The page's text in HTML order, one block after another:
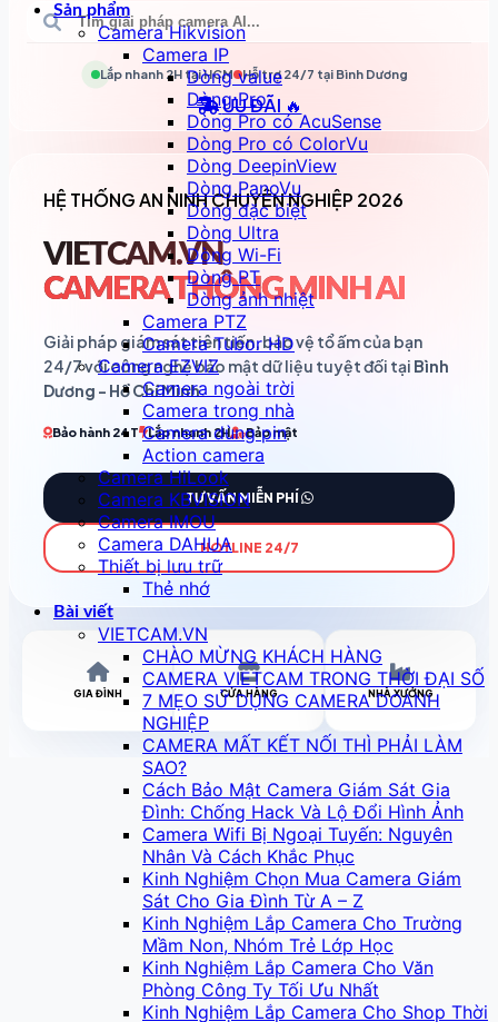
Sản phẩm
Camera Hikvision
Camera IP
Dòng value
Dòng Pro
Dòng Pro có AcuSense
Dòng Pro có ColorVu
Dòng DeepinView
Dòng PanoVu
Dòng đặc biệt
Dòng Ultra
Dòng Wi-Fi
Dòng PT
Dòng ảnh nhiệt
Camera PTZ
Camera Tubor HD
Camera EZVIZ
Camera ngoài trời
Camera trong nhà
Camera dùng pin
Action camera
Camera HiLook
Camera KBVISION
Camera IMOU
Camera DAHUA
Thiết bị lưu trữ
Thẻ nhớ
Bài viết
VIETCAM.VN
CHÀO MỪNG KHÁCH HÀNG
CAMERA VIETCAM TRONG THỜI ĐẠI SỐ
7 MẸO SỬ DỤNG CAMERA DOANH
NGHIỆP
CAMERA MẤT KẾT NỐI THÌ PHẢI LÀM
SAO?
Cách Bảo Mật Camera Giám Sát Gia
Đình: Chống Hack Và Lộ Đổi Hình Ảnh
Camera Wifi Bị Ngoại Tuyến: Nguyên
Nhân Và Cách Khắc Phục
Kinh Nghiệm Chọn Mua Camera Giám
Sát Cho Gia Đình Từ A – Z
Kinh Nghiệm Lắp Camera Cho Trường
Mầm Non, Nhóm Trẻ Lớp Học
Kinh Nghiệm Lắp Camera Cho Văn
Phòng Công Ty Tối Ưu Nhất
Kinh Nghiệm Lắp Camera Cho Shop Thời
Lắp nhanh 2H tạiHCM Hỗ trợ 24/7 tại Bình Dương
ƯU ĐÃI 🔥
HỆ THỐNG AN NINH CHUYÊN NGHIỆP 2026
VIETCAM.VN
CAMERA THÔNG MINH AI
Giải pháp giám sát tiên tiến, bảo vệ tổ ấm của bạn
24/7 với công nghệ bảo mật dữ liệu tuyệt đối tại Bình
Dương - Hồ Chí Minh.
Bảo hành 24T Lắp nhanh 2H Bảo mật
TƯ VẤN MIỄN PHÍ
HOTLINE 24/7
GIA ĐÌNH CỬA HÀNG NHÀ XƯỞNG